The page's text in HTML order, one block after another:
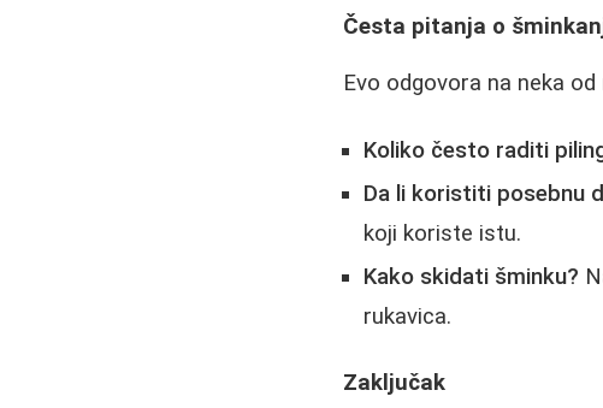
Česta pitanja o
Evo odgovora na neka
Koliko često raditi
Da li koristiti posebnu
koji koriste istu.
Kako skidati šminku?
rukavica.
Zaključak